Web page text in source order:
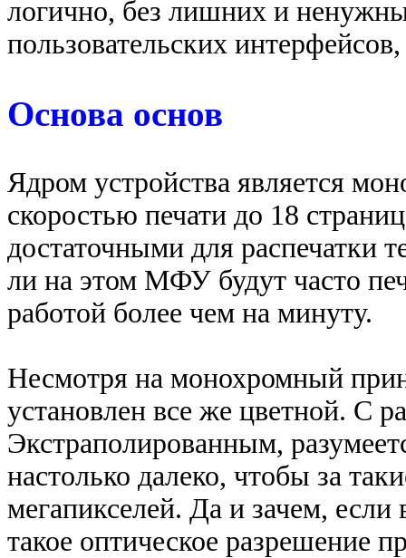
логично, без лишних и
пользовательских
Основа основ
Ядром устройства является
скоростью печати до 18
достаточными для распечатки
ли на этом МФУ будут часто
работой более чем на минуту.
Несмотря на монохромный
установлен все же цветной. С
Экстраполированным,
настолько далеко, чтобы за
мегапикселей. Да и зачем,
такое оптическое разрешение